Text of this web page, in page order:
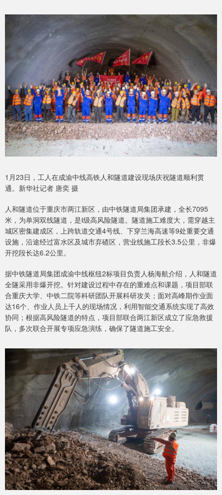
1月23日，工人在成渝中线高铁人和隧道建设现场庆祝隧道顺利贯
通。新华社记者 唐奕 摄
人和隧道位于重庆市两江新区，由中铁隧道局集团承建，全长7095
米，为单洞双线隧道，是Ⅰ级高风险隧道。隧道施工难度大，需穿越主
城区密集建成区，上跨轨道交通4号线、下穿兰海高速等9处重要交通
设施，沿途经过富水区及城市弃碴区，营业线施工段长3.5公里，非爆
开挖段长达6.2公里。
据中铁隧道局集团成渝中线枢纽2标项目负责人杨海航介绍，人和隧道
全隧采用非爆开挖。针对建设过程中存在的重难点和课题，项目部联
合重庆大学、中铁二院等科研团队开展科研攻关；面对高峰期作业面
达16个、作业人员上千人的现场情况，利用智能交通系统实现了高效
协同；根据高风险隧道的特点，项目部联合两江新区成立了应急救援
队，多次联合开展专项应急演练，确保了隧道施工安全。